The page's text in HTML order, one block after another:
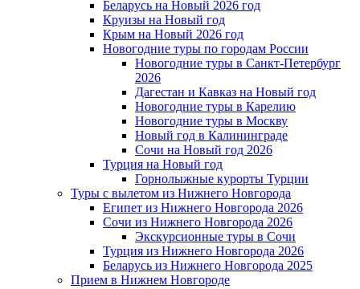
Беларусь на Новый 2026 год
Круизы на Новый год
Крым на Новый 2026 год
Новогодние туры по городам России
Новогодние туры в Санкт-Петербург
2026
Дагестан и Кавказ на Новый год
Новогодние туры в Карелию
Новогодние туры в Москву
Новый год в Калининграде
Сочи на Новый год 2026
Турция на Новый год
Горнолыжные курорты Турции
Туры с вылетом из Нижнего Новгорода
Египет из Нижнего Новгорода 2026
Сочи из Нижнего Новгорода 2026
Экскурсионные туры в Сочи
Турция из Нижнего Новгорода 2026
Беларусь из Нижнего Новгорода 2025
Прием в Нижнем Новгороде